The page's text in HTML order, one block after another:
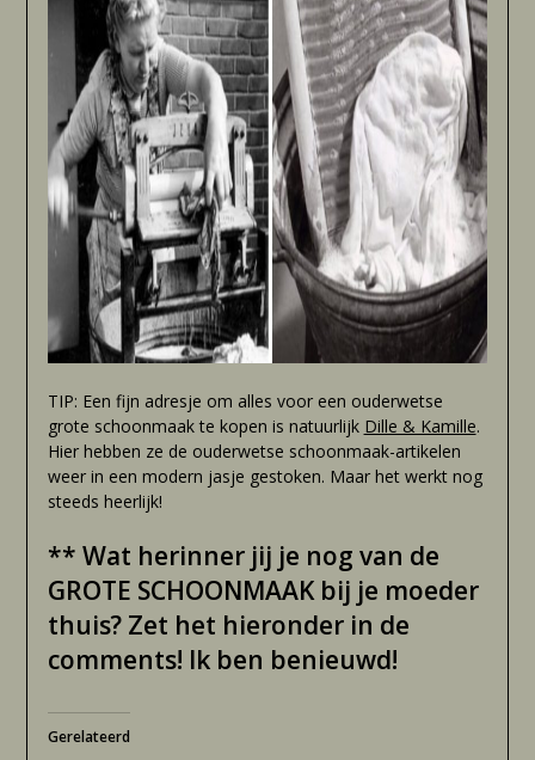
TIP: Een fijn adresje om alles voor een ouderwetse
grote schoonmaak te kopen is natuurlijk Dille & Kamille.
Hier hebben ze de ouderwetse schoonmaak-artikelen
weer in een modern jasje gestoken. Maar het werkt nog
steeds heerlijk!
** Wat herinner jij je nog van de
GROTE SCHOONMAAK bij je moeder
thuis? Zet het hieronder in de
comments! Ik ben benieuwd!
Gerelateerd